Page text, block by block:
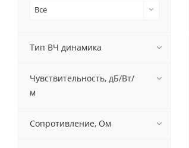
Все
Тип ВЧ динамика
Чувствительность, дБ/Вт/
м
Сопротивление, Ом